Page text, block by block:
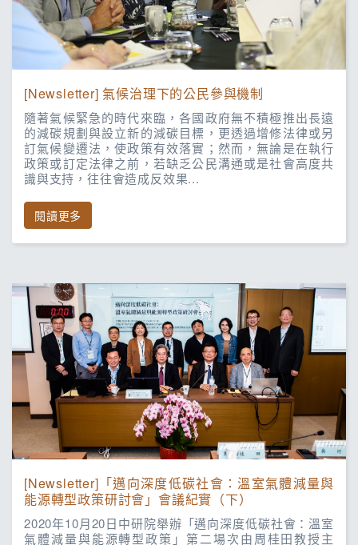
[Newsletter] 氣候治理下的公民參與機制
隨著氣候緊急的時代來臨，各國政府無不積極推出長遠
的減碳規劃與設立新的減碳目標，更透過增修法律或另
訂氣候變遷法，使政策有效落實；然而，無論是在執行
政策或訂定法律之前，若缺乏公民溝通或是社會高度共
識與支持，往往會造成反效果...
閱讀更多
[Newsletter]「邁向深度低碳社會：溫室氣體減量與
能源轉型政策研討會」會議紀實（下）
2020年10月20日中研院舉辦「邁向深度低碳社會：溫室
氣體減量與能源轉型政策」第二場次由周桂田教授主